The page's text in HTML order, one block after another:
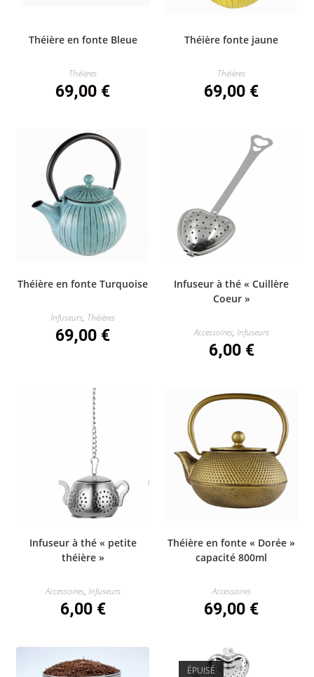
Théière en fonte Bleue
Théières
69,00 €
Théière fonte jaune
Théières
69,00 €
Théière en fonte Turquoise
Infuseurs, Théières
69,00 €
Infuseur à thé « Cuillère
Coeur »
Accessoires, Infuseurs
6,00 €
Infuseur à thé « petite
théière »
Accessoires, Infuseurs
6,00 €
Théière en fonte « Dorée »
capacité 800ml
Accessoires
69,00 €
ÉPUISÉ